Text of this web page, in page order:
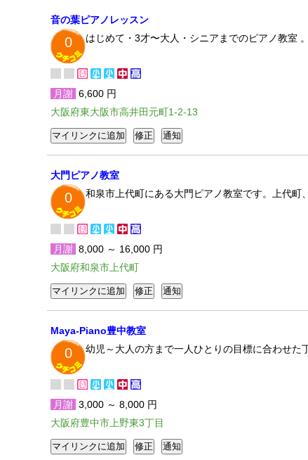
音の葉ピアノレッスン
0 はじめて・3才〜大人・シニアまでのピアノ教室
月謝 6,600 円
大阪府東大阪市高井田元町1-2-13
大門ピアノ教室
0 和泉市上代町にある大門ピアノ教室です。上代町
月謝 8,000 ～ 16,000 円
大阪府和泉市上代町
Maya-Piano豊中教室
0 幼児～大人の方まで一人ひとりの目標に合わせた
月謝 3,000 ～ 8,000 円
大阪府豊中市上野東3丁目